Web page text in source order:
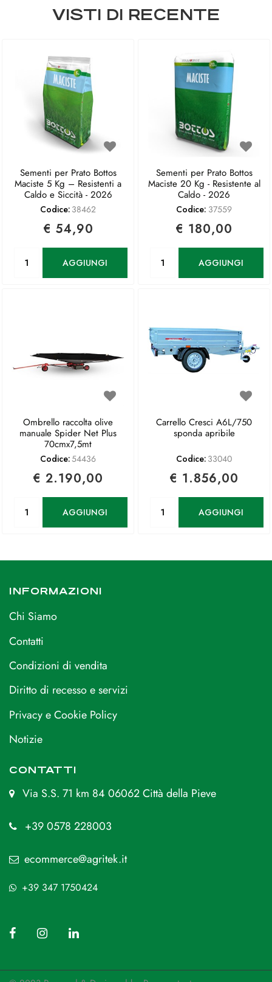
VISTI DI RECENTE
Sementi per Prato Bottos
Maciste 5 Kg – Resistenti a
Caldo e Siccità - 2026
Codice: 38462
€ 54,90
AGGIUNGI
Sementi per Prato Bottos
Maciste 20 Kg - Resistente al
Caldo - 2026
Codice: 37559
€ 180,00
AGGIUNGI
Ombrello raccolta olive
manuale Spider Net Plus
70cmx7,5mt
Codice:54436
€ 2.190,00
AGGIUNGI
Carrello Cresci A6L/750
sponda apribile
Codice: 33040
€ 1.856,00
AGGIUNGI
INFORMAZIONI
Chi Siamo
Contatti
Condizioni di vendita
Diritto di recesso e servizi
Privacy e Cookie Policy
Notizie
CONTATTI
Via S.S. 71 km 84 06062 Città della Pieve
+39 0578 228003
ecommerce@agritek.it
+39 347 1750424